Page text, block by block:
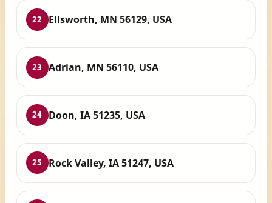
22 Ellsworth, MN 56129, USA
23 Adrian, MN 56110, USA
24 Doon, IA 51235, USA
25 Rock Valley, IA 51247, USA